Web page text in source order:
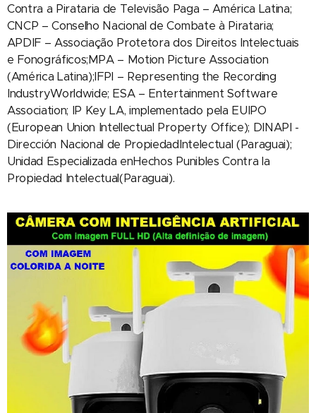
Contra a Pirataria de Televisão Paga – América Latina;
⁠CNCP – Conselho Nacional de Combate à Pirataria;
⁠APDIF – Associação Protetora dos Direitos Intelectuais
e Fonográficos;⁠MPA – Motion Picture Association
(América Latina);IFPI – Representing the Recording
IndustryWorldwide; ⁠ESA – Entertainment Software
Association; IP Key LA, implementado pela EUIPO
(European Union Intellectual Property Office); DINAPI -
Dirección Nacional de PropiedadIntelectual (Paraguai);
Unidad Especializada enHechos Punibles Contra la
Propiedad Intelectual(Paraguai).